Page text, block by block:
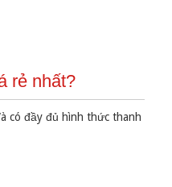
rẻ nhất?
có đầy đủ hình thức thanh